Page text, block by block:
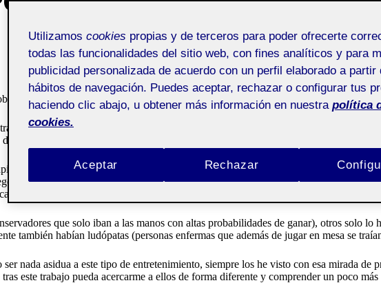
para acercarnos a él bajo la mirada de un etnógrafo.
disposición, debido a la pandemia y a las limitaciones que ello conlleva, intente
pensar/actuar.
Estuve trabajando alrededor de un año como croupier de póker. Me ha parecido
que conllevan apuestas. Cuando me sentaba a la mesa y veía la facilidad que
que solo iban a las manos con altas probabilidades de ganar), otros solo
también habían ludópatas (personas enfermas que además de jugar en mesa se
nada asidua a este tipo de entretenimiento, siempre los he visto con esa mirada
este trabajo pueda acercarme a ellos de forma diferente y comprender un poco
Utilizamos cookies propias y de terceros para poder ofrecerte
todas las funcionalidades del sitio web, con fines analíticos y para
publicidad personalizada de acuerdo con un perfil elaborado a partir
hábitos de navegación. Puedes aceptar, rechazar o configurar tus
haciendo clic abajo, u obtener más información en nuestra política
cookies.
Rechazar
Aceptar